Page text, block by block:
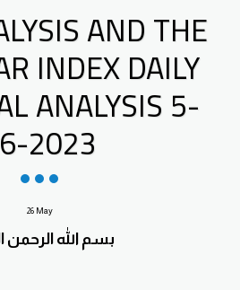
AND THE
INDEX DAILY
ANALYSIS 5-
2023
26 May
بسم الله الرحمن